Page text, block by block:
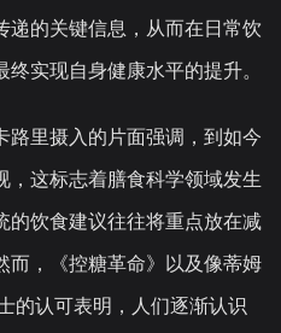
的关键信息，从而在日常饮
实现自身健康水平的提升。
路里摄入的片面强调，到如今
这标志着膳食科学领域发生
的饮食建议往往将重点放在减
而，《控糖革命》以及像蒂姆
的认可表明，人们逐渐认识